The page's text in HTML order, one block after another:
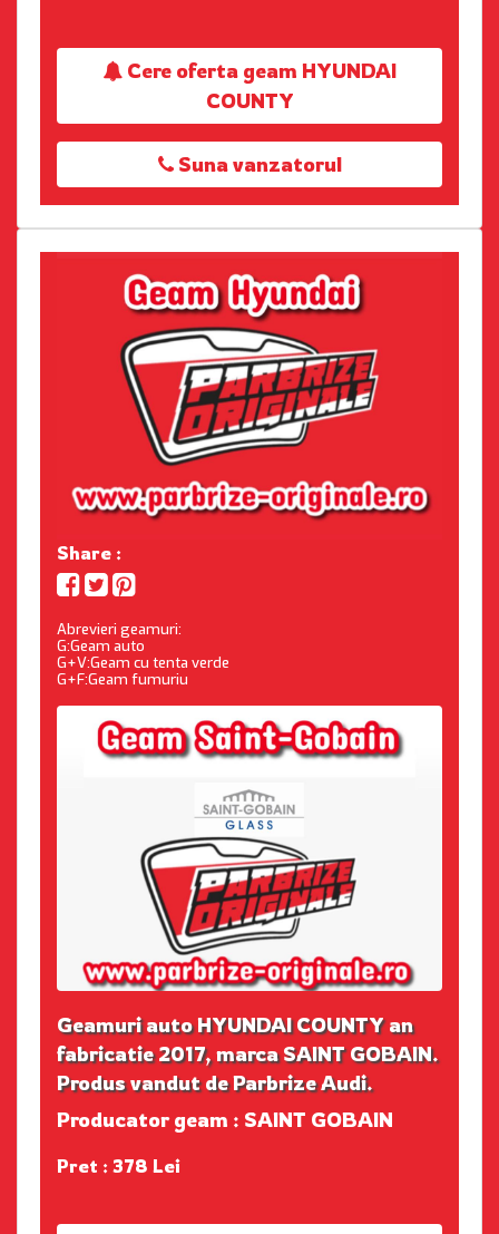
Cere oferta geam HYUNDAI
COUNTY
Suna vanzatorul
Share :
Abrevieri geamuri:
G:Geam auto
G+V:Geam cu tenta verde
G+F:Geam fumuriu
Geamuri auto HYUNDAI COUNTY an
fabricatie 2017, marca SAINT GOBAIN.
Produs vandut de Parbrize Audi.
Producator geam : SAINT GOBAIN
Pret : 378 Lei